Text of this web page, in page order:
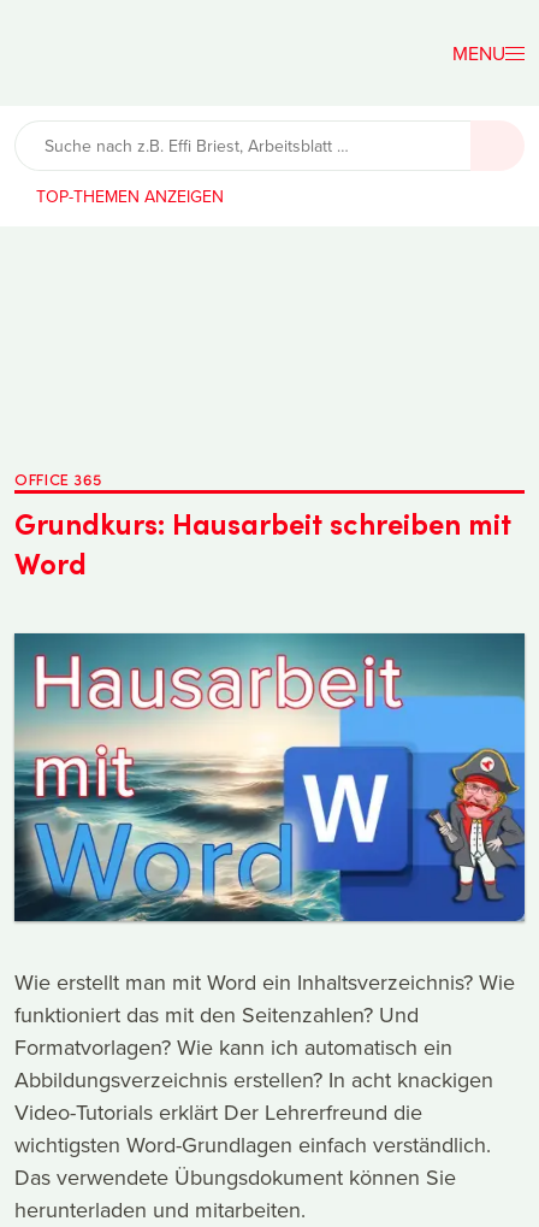
Lehrerfreund
TOP-THEMEN
OFFICE 365
Grundkurs: Hausarbeit schreiben mit
Word
Wie erstellt man mit Word ein Inhaltsverzeichnis? Wie
funktioniert das mit den Seitenzahlen? Und
Formatvorlagen? Wie kann ich automatisch ein
Abbildungsverzeichnis erstellen? In acht knackigen
Video-Tutorials erklärt Der Lehrerfreund die
wichtigsten Word-Grundlagen einfach verständlich.
Das verwendete Übungsdokument können Sie
herunterladen und mitarbeiten.